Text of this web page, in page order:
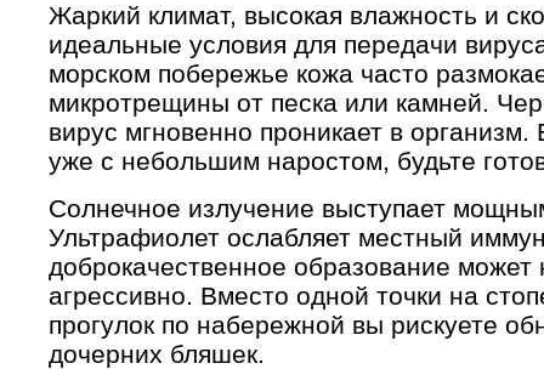
Жаркий климат, высокая влажность и
идеальные условия для передачи
морском побережье кожа часто
микротрещины от песка или камней.
вирус мгновенно проникает в
уже с небольшим наростом, будьте
Солнечное излучение выступает
Ультрафиолет ослабляет местный
доброкачественное образование может
агрессивно. Вместо одной точки на
прогулок по набережной вы рискуете
дочерних бляшек.